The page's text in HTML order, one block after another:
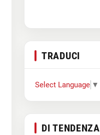
TRADUCI
Select Language ▼
DI TENDENZA